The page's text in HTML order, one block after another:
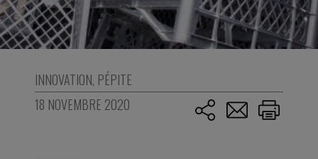
INNOVATION, PÉPITE
18 NOVEMBRE 2020